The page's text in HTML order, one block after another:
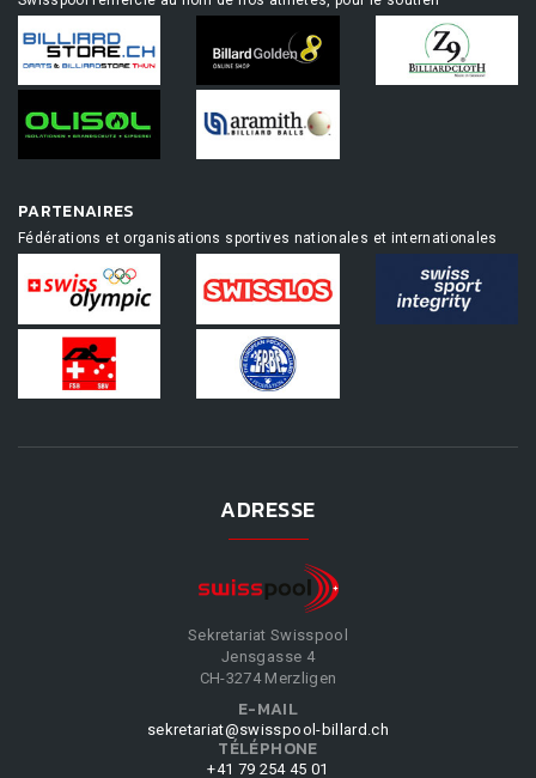
PARTENAIRES
Fédérations et organisations sportives nationales et internationales
ADRESSE
Sekretariat Swisspool
Jensgasse 4
CH-3274 Merzligen
E-MAIL
sekretariat@swisspool-billard.ch
TÉLÉPHONE
+41 79 254 45 01